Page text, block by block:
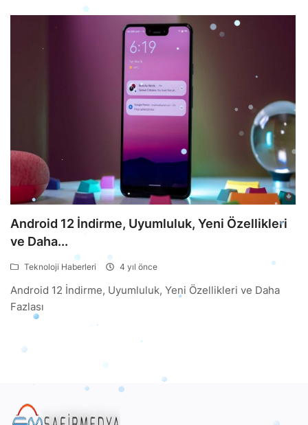
Android 12 İndirme, Uyumluluk, Yeni Özellikleri
ve Daha...
Teknoloji Haberleri 4 yıl önce
Android 12 İndirme, Uyumluluk, Yeni Özellikleri ve Daha
Fazlası